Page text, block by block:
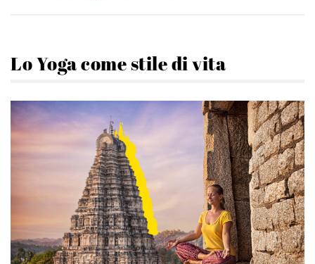
Lo Yoga come stile di vita